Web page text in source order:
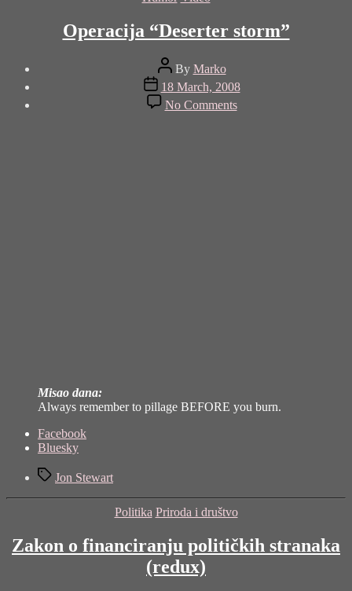
Operacija “Deserter storm”
Post
author
By Marko
Post
date
18 March, 2008
No Commentson
Operacija
Misao dana:
Always remember to pillage BEFORE you burn.
Share
"Operacija
storm”"
Facebook
Bluesky
TagsJon Stewart
Categories
Politika Priroda i društvo
Zakon o financiranju političkih stranaka
(redux)